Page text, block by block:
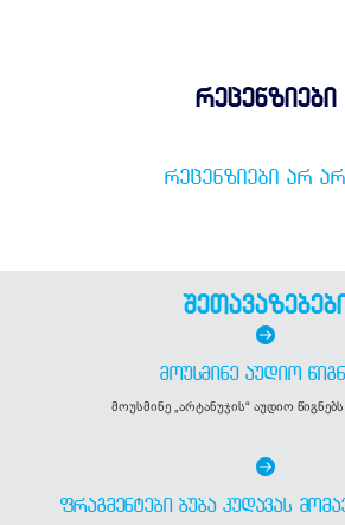
რეცენზიები
ᲠᲔᲪᲔᲜᲖᲘᲔᲑᲘ ᲐᲠ
შეთავაზებები
ᲛᲝᲣᲡᲛᲘᲜᲔ ᲐᲣᲓᲘᲝ
მოუსმინე „არტანუჯის“ აუდიო
ᲤᲠᲐᲒᲛᲔᲜᲢᲔᲑᲘ ᲑᲣᲑᲐ ᲙᲣᲓᲐᲕᲐᲡ